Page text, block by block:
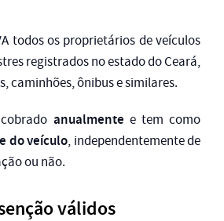
todos os proprietários de veículos
registrados no estado do Ceará,
caminhões, ônibus e similares.
anualmente e tem como
do veículo, independentemente de
ou não.
válidos